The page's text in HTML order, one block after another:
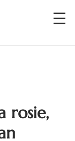
rosie,